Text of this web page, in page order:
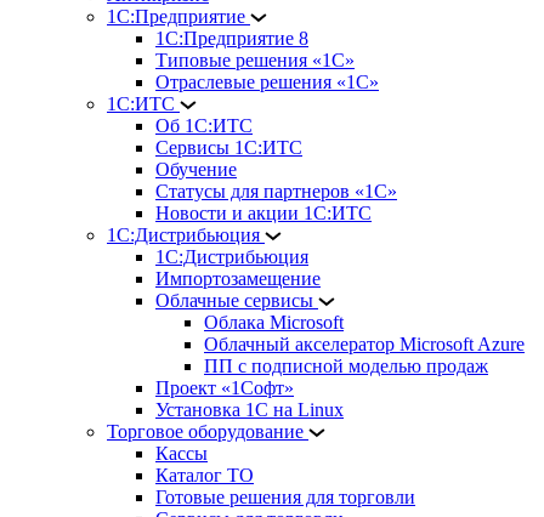
1С:Предприятие
1С:Предприятие 8
Типовые решения «1С»
Отраслевые решения «1С»
1С:ИТС
Об 1С:ИТС
Сервисы 1С:ИТС
Обучение
Статусы для партнеров «1С»
Новости и акции 1С:ИТС
1С:Дистрибьюция
1С:Дистрибьюция
Импортозамещение
Облачные сервисы
Облака Microsoft
Облачный акселератор Microsoft Azure
ПП с подписной моделью продаж
Проект «1Софт»
Установка 1С на Linux
Торговое оборудование
Кассы
Каталог ТО
Готовые решения для торговли